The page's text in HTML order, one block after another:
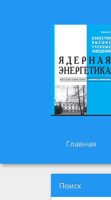
Главная
Поиск